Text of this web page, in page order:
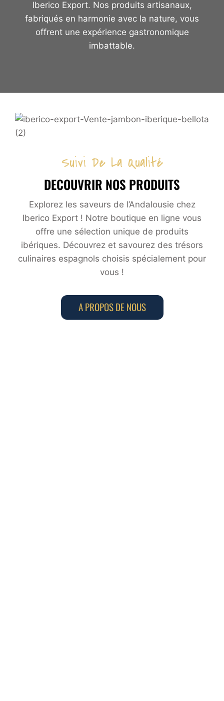
Iberico Export. Nos produits artisanaux,
fabriqués en harmonie avec la nature, vous
offrent une expérience gastronomique
imbattable.
Suivi De La Qualité
DECOUVRIR NOS PRODUITS
Explorez les saveurs de l’Andalousie chez
Iberico Export ! Notre boutique en ligne vous
offre une sélection unique de produits
ibériques. Découvrez et savourez des trésors
culinaires espagnols choisis spécialement pour
vous !
A PROPOS DE NOUS